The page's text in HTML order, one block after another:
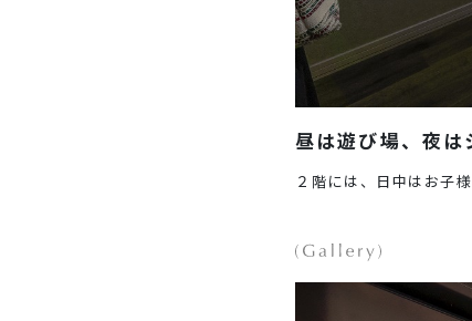
昼は遊び場、夜は
２階には、日中はお子